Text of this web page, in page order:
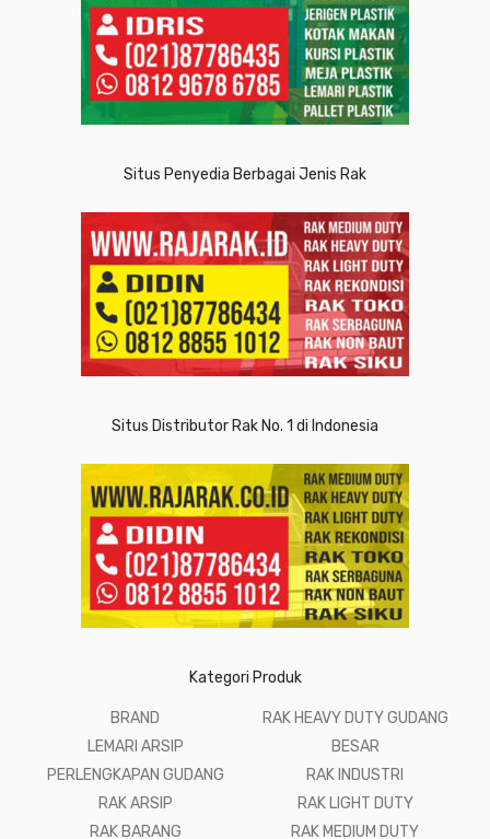
Situs Penyedia Berbagai Jenis Rak
Situs Distributor Rak No. 1 di Indonesia
Kategori Produk
BRAND
LEMARI ARSIP
PERLENGKAPAN GUDANG
RAK ARSIP
RAK BARANG
RAK HEAVY DUTY GUDANG
BESAR
RAK INDUSTRI
RAK LIGHT DUTY
RAK MEDIUM DUTY